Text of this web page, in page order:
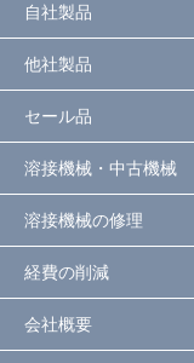
自社製品
他社製品
セール品
溶接機械・中古機械
溶接機械の修理
経費の削減
会社概要